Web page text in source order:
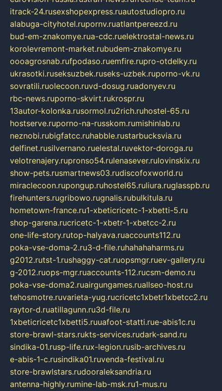
itrack-24.rusexshopexpress.ruautostudiopro.ru
alabuga-cityhotel.rupornv.ruatlantpereezd.ru
bud-em-znakomye.rua-cdc.ruelektrostal-news.ru
korolevremont-market.rubudem-znakomye.ru
oooagrosnab.rufpodaso.ruemfire.rupro-otdelky.ru
ukrasotki.ruseksuzbek.ruseks-uzbek.ruporno-vk.ru
sovratili.ruolecoon.ruvd-dosug.ruadonyev.ru
rbc-news.ruporno-skvirt.rukrospr.ru
13autor-kolonka.rusormol.ru2rich.ruhostel-65.ru
hostserve.ruporno-na-russkom.rumishinlab.ru
neznobi.rubigfatcc.ruhabble.rustarbucksvia.ru
delfinet.rusilvernano.ruelestal.ruvektor-doroga.ru
velotrenajery.rupronso54.rulenasever.rulovinskix.ru
show-pets.rusmartnews03.rudiscofoxworld.ru
miraclecoon.rupongup.ruhostel65.ruliura.ruglasspb.ru
firehunters.rugribowo.rugnalis.rubulkitula.ru
hometown-france.ru1-xbeticricetc-1-xbetti-5.ru
shop-garena.rucricetc-1-xbetr-1-xbetcc-2.ru
one-life-story.rutop-halyava.ruaccounts112.ru
poka-vse-doma-2.ru3-d-file.ruhahahaharms.ru
g2012.rutst-1.rushaggy-cat.ruopsmgr.ruev-gallery.ru
g-2012.ruops-mgr.ruaccounts-112.rucsm-demo.ru
poka-vse-doma2.ruairgungames.ruallseo-host.ru
tehosmotre.ruvarieta-yug.rucricetc1xbetr1xbetcc2.ru
raytor-d.ruatillagunn.ru3d-file.ru
1xbeticricetc1xbetti5.ruuafoot-statti.rue-abis1c.ru
store-brawl-stars.rukts-services.rudark-sand.ru
sindika-01.rusp-life.rux-legion.rusib-archives.ru
e-abis-1-c.rusindika01.ruvenda-festival.ru
store-brawlstars.rudooraleksandria.ru
antenna-highly.rumine-lab-msk.ru1-mus.ru